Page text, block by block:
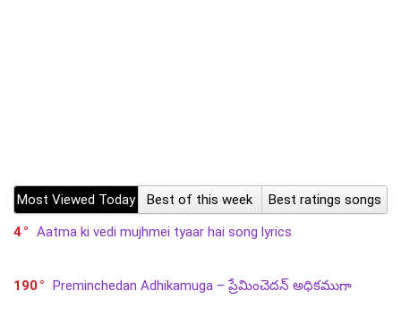
Most Viewed Today Best of this week
Best ratings songs
4
Aatma ki vedi mujhmei tyaar hai song lyrics
190 Preminchedan Adhikamuga – ప్రేమించెదన్ అధికముగా